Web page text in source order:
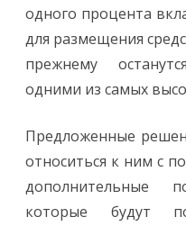
одного процента
для размещения
прежнему
одними из самых
Предложенные
относиться к ним с
дополнительные
которые будут